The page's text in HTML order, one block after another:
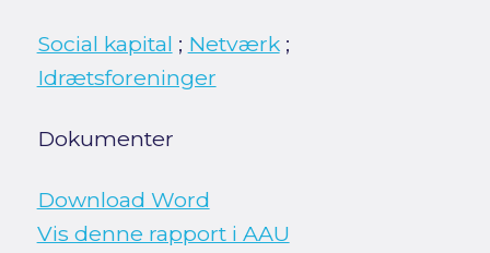
Social kapital ; Netværk;
Idrætsforeninger
Dokumenter
Download Word
Vis denne rapport i AAU